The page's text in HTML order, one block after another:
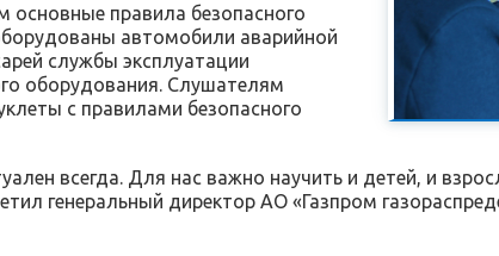
основные правила безопасного
автомобили аварийной
службы эксплуатации
оборудования. Слушателям
с правилами безопасного
всегда. Для нас важно научить и детей, и
генеральный директор АО «Газпром